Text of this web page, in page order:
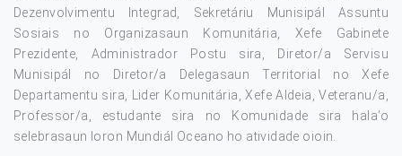
Dezenvolvimentu Integrad, Sekretáriu Munisipál Assuntu
Sosiais no Organizasaun Komunitária, Xefe Gabinete
Prezidente, Administrador Postu sira, Diretor/a Servisu
Munisipál no Diretor/a Delegasaun Territorial no Xefe
Departamentu sira, Lider Komunitária, Xefe Aldeia, Veteranu/a,
Professor/a, estudante sira no Komunidade sira hala’o
selebrasaun loron Mundiál Oceano ho atividade oioin.